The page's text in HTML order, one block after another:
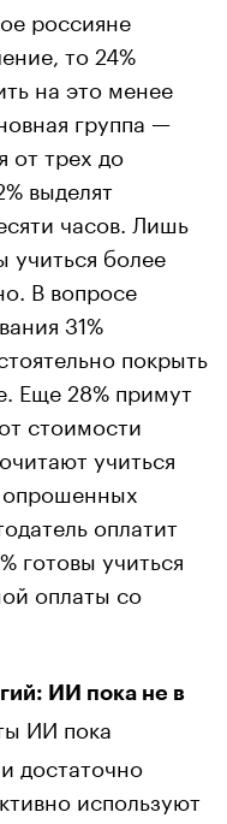
россияне
то 24%
на это менее
группа —
от трех до
выделят
часов. Лишь
учиться более
В вопросе
31%
покрыть
Еще 28% примут
стоимости
учиться
опрошенных
оплатит
готовы учиться
оплаты со
ИИ пока не в
ИИ пока
достаточно
используют